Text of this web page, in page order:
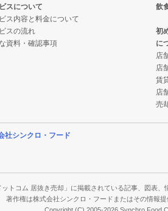
一覧
一覧
覧
覧
一覧
抜き売却物件の案件一覧
一覧
一覧
覧
件一覧
覧
覧
スについて
ス内容と料金について
スの流れ
資料・確認事項
飲
初
に
店
店
賃
店
売
社シンクロ・フード
ットコム 居抜き売却」に掲載されている記事、図表、
著作権は株式会社シンクロ・フードまたはその情報提